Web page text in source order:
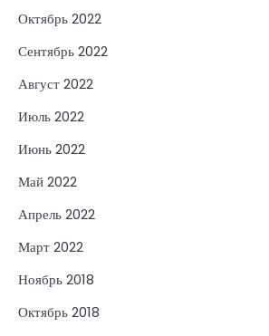
Октябрь 2022
Сентябрь 2022
Август 2022
Июль 2022
Июнь 2022
Май 2022
Апрель 2022
Март 2022
Ноябрь 2018
Октябрь 2018